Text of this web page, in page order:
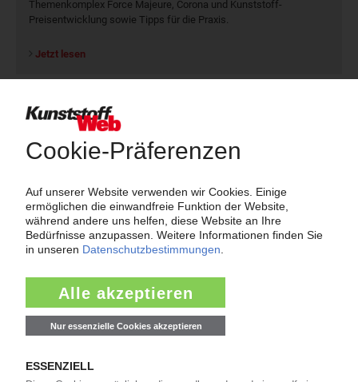
Themenkomplex Force Majeure, Corona und Kunststoff-
Preisentwicklung sowie Tipps für die Praxis.
Jetzt lesen
Newsletter
Die wichtigsten Nachrichten und Neuigkeiten aus der
Kunststoffbranche – jeden Tag brandaktuell!
Ich habe dieDatenschutzbestimmungen